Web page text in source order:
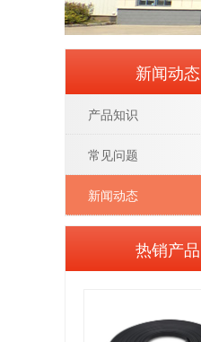
新闻动态
产品知识
常见问题
新闻动态
热销产品